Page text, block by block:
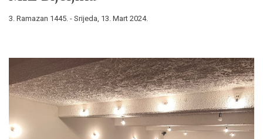
3. Ramazan 1445. - Srijeda, 13. Mart 2024.